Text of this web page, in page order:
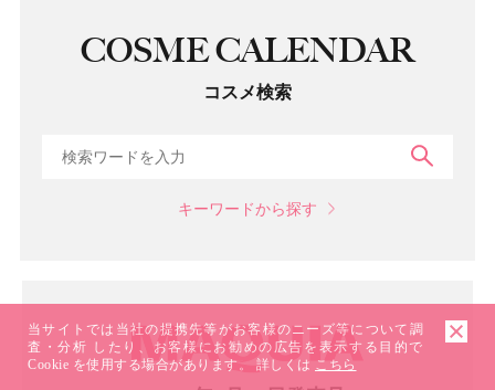
COSME CALENDAR
コスメ検索
キーワードから探す
当サイトでは当社の提携先等がお客様のニーズ等について調
査・分析 したり、お客様にお勧めの広告を表示する目的で
Cookie を使用する場合があります。 詳しくは こちら